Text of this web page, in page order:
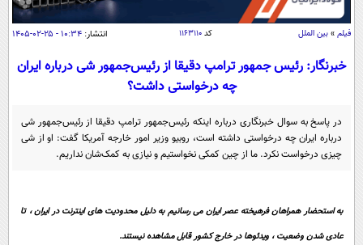
اقتصاد
اقتصادی
خودرو
جامعه
اجتماعی
حوادث
سلامت
محیط زیست
سفر و تفریح
ورزشی
بین الملل
سیاست خارجی
فرهنگ و هنر
فیلم » بین الملل کد ۱۱۶۳۱۱۰ انتشار: ۱۰:۳۴ - ۲۵-۰۲-۱۴۰۵
خبرنگار: رئیس جمهور ترامپ دقیقا از رئیس‌جمهور شی درباره ایران
چه درخواستی داشت؟
در پاسخ به سوال خبرنگاری درباره اینکه رئیس‌جمهور ترامپ دقیقا از رئیس‌جمهور شی
درباره ایران چه درخواستی داشته است، روبیو وزیر امور خارجه آمریکا گفت: او از شی
چیزی درخواست نکرد. ما از چین کمکی نخواستیم و نیازی به کمک‌شان نداریم.
به استحضار همراهان فرهیخته عصر ایران می رسانیم به دلیل محدودیت های اینترنت در ایران ، تا
عادی شدن وضعیت ، ویدئوها در خارج کشور قابل مشاهده نیستند.